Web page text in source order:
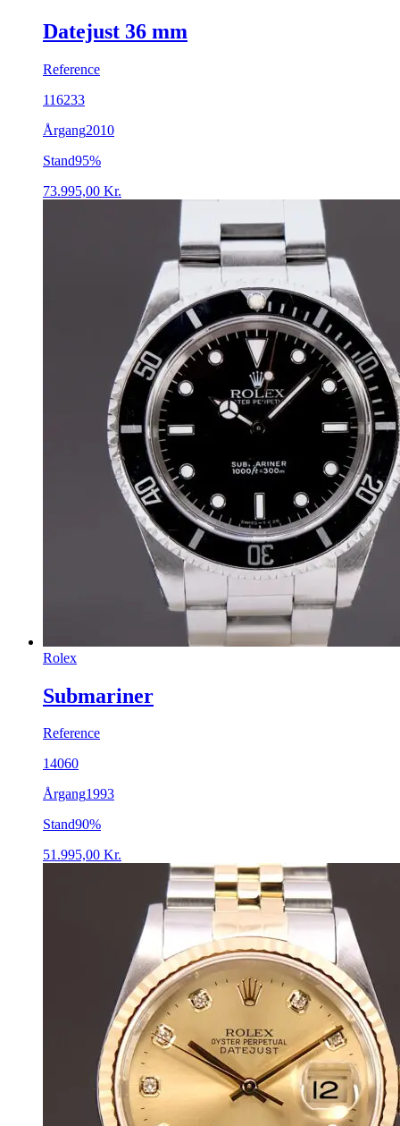
Datejust 36 mm
Reference
116233
Årgang2010
Stand95%
73.995,00 Kr.
Rolex
Submariner
Reference
14060
Årgang1993
Stand90%
51.995,00 Kr.